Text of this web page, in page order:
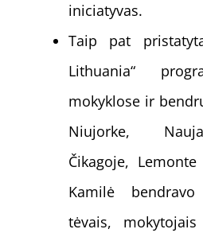
iniciatyvas.
Taip pat
Lithuania“
mokyklose ir
Niujorke,
Čikagoje,
Kamilė
tėvais,